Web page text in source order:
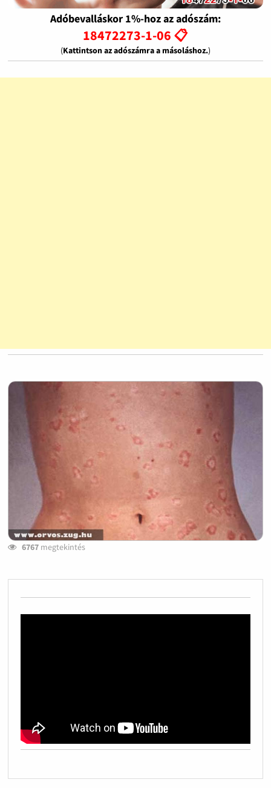
Adóbevalláskor 1%-hoz az adószám:
18472273-1-06 📋
(Kattintson az adószámra a másoláshoz.)
6767megtekintés